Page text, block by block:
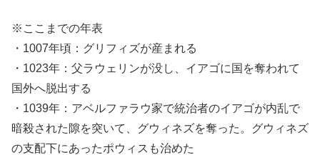
※ここまでの年表
・1007年頃：グリフィズが産まれる
・1023年：父ラウェリンが没し、イアゴに国を奪われて
国外へ脱出する
・1039年：アベルファラウ家で統治者のイアゴが内乱で
暗殺された隙を突いて、グウィネズを奪った。グウィネズ
の支配下にあったポウィスも治めた